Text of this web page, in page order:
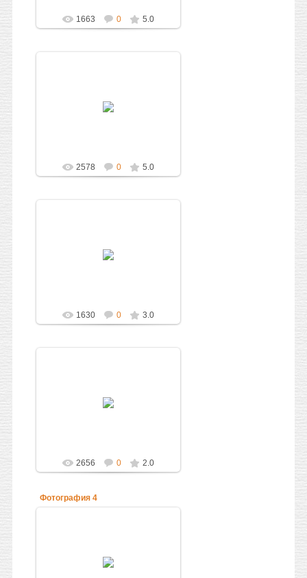
1663 0 5.0
2578 0 5.0
1630 0 3.0
2656 0 2.0
Фотография 4